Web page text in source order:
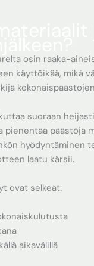
osin raaka-
käyttöikää, mikä
suoraan
pienentää päästöjä
hyödyntäminen
laatu kärsii.
ovat selkeät:
aikavälillä